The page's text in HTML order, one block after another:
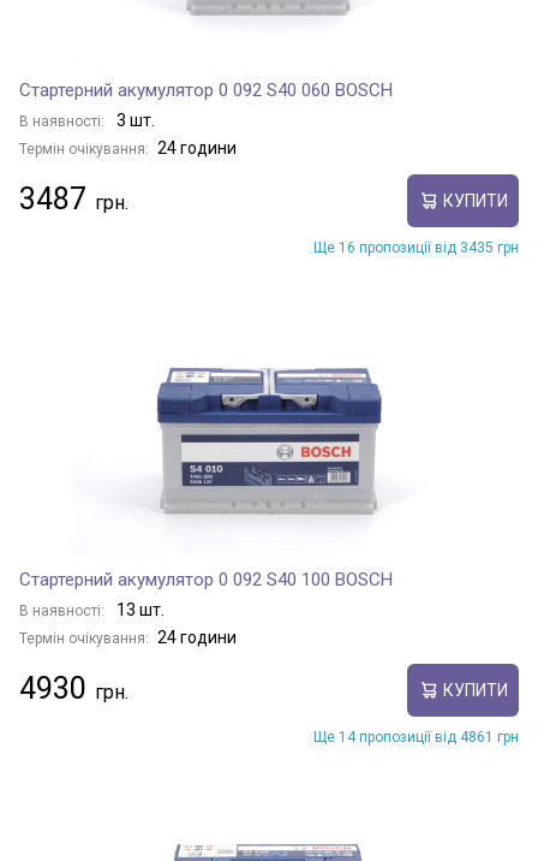
Стартерний акумулятор 0 092 S40 060 BOSCH
В наявності: 3 шт.
Термін очікування: 24 години
3487 КУПИТИ
Ще 16 пропозиції від 3435 грн
Стартерний акумулятор 0 092 S40 100 BOSCH
В наявності: 13 шт.
Термін очікування: 24 години
4930 КУПИТИ
Ще 14 пропозиції від 4861 грн